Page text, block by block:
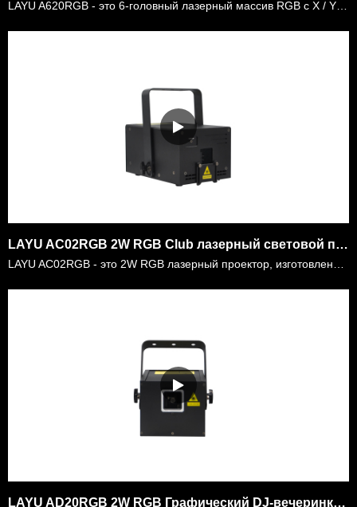
LAYU AC02RGB 2W RGB Club лазерный световой проектор
LAYU AD20RGB 2W RGB Графический DJ-вечеринка Лазерный световой проектор